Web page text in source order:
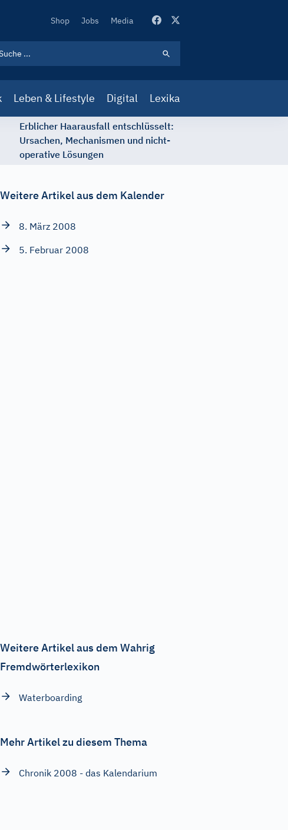
Secondary
Shop Jobs Media
Leben & Lifestyle Digital Lexika
Erblicher Haarausfall entschlüsselt:
Ursachen, Mechanismen und nicht-
operative Lösungen
Weitere Artikel aus dem Kalender
8. März 2008
5. Februar 2008
Weitere Artikel aus dem Wahrig
Fremdwörterlexikon
Waterboarding
Mehr Artikel zu diesem Thema
Chronik 2008 - das Kalendarium